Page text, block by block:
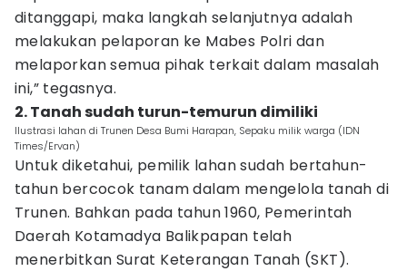
ditanggapi, maka langkah selanjutnya adalah
melakukan pelaporan ke Mabes Polri dan
melaporkan semua pihak terkait dalam masalah
ini,” tegasnya.
2. Tanah sudah turun-temurun dimiliki
Ilustrasi lahan di Trunen Desa Bumi Harapan, Sepaku milik warga (IDN
Times/Ervan)
Untuk diketahui, pemilik lahan sudah bertahun-
tahun bercocok tanam dalam mengelola tanah di
Trunen. Bahkan pada tahun 1960, Pemerintah
Daerah Kotamadya Balikpapan telah
menerbitkan Surat Keterangan Tanah (SKT).